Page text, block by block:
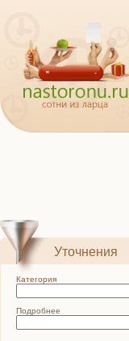
Уточнения
Категория
Подробнее